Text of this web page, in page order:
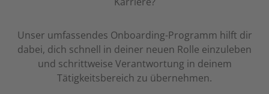
Unser umfassendes Onboarding-Programm hilft dir
dabei, dich schnell in deiner neuen Rolle einzuleben
und schrittweise Verantwortung in deinem
Tätigkeitsbereich zu übernehmen.